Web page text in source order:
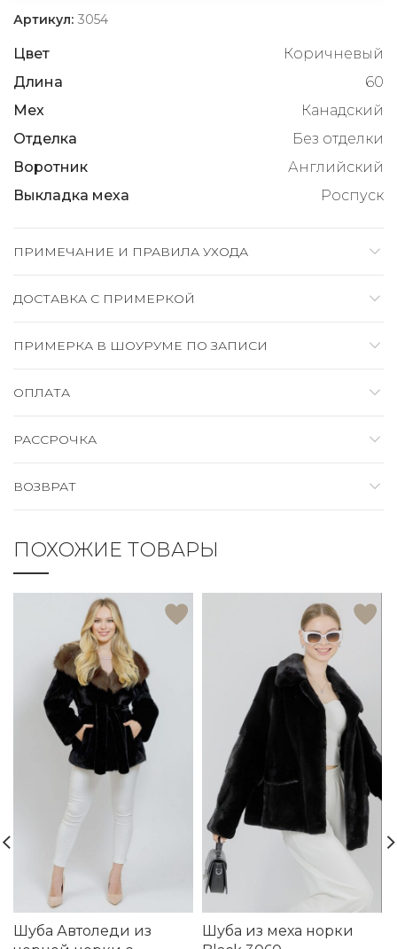
Артикул: 3054
Цвет
Коричневый
Длина
60
Мех
Канадский
Отделка
Без отделки
Воротник
Английский
Выкладка меха
Роспуск
ПРИМЕЧАНИЕ И ПРАВИЛА УХОДА
ДОСТАВКА C ПРИМЕРКОЙ
ПРИМЕРКА В ШОУРУМЕ ПО ЗАПИСИ
ОПЛАТА
РАССРОЧКА
ВОЗВРАТ
ПОХОЖИЕ ТОВАРЫ
Шуба Автоледи из
Шуба из меха норки